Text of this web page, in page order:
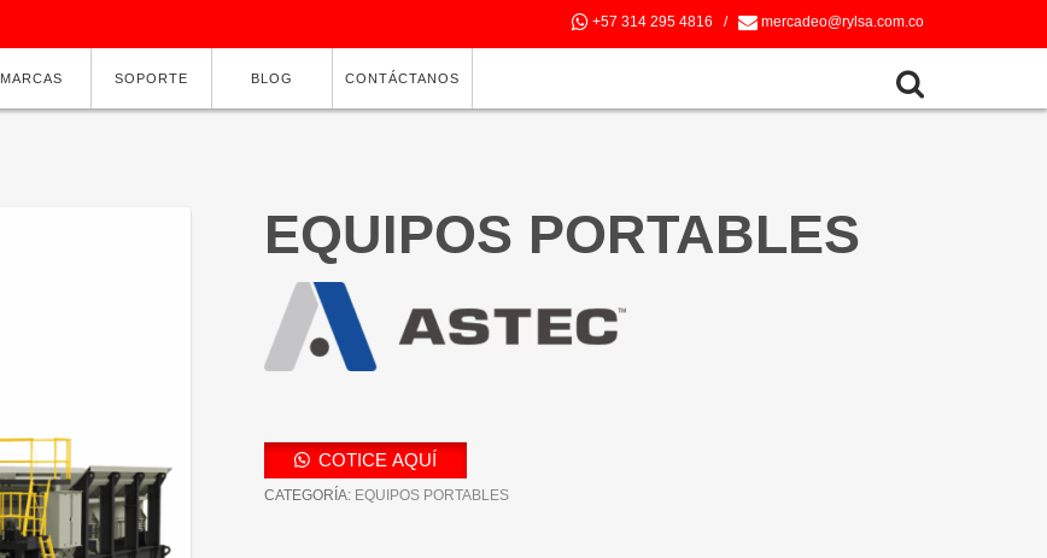
+57 314 295 4816 / mercadeo@rylsa.com.co
MARCAS SOPORTE BLOG CONTÁCTANOS
EQUIPOS PORTABLES
COTICE AQUÍ
CATEGORÍA: EQUIPOS PORTABLES